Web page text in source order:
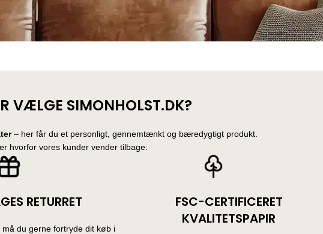
VÆLGE SIMONHOLST.DK?
– her får du et personligt, gennemtænkt og bæredygtigt produkt.
hvorfor vores kunder vender tilbage:
RETURRET
må du gerne fortryde dit køb i
FSC-CERTIFICERET
KVALITETSPAPIR